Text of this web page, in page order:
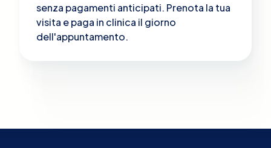
senza pagamenti anticipati. Prenota la tua
visita e paga in clinica il giorno
dell'appuntamento.